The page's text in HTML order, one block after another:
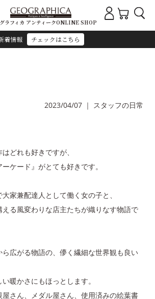
着情報 チェックはこちら
ラフィカ アンティークONLINE SHOP
2023/04/07 ｜ スタッフの日常
どれも好きですが、
ケード』がとても好きです。
家兼配達人として働く女の子と、
る風変わりな店主たちが織りなす物語で
広がる物語の、儚く繊細な世界観も良い
暖かさにもほっとします。
屋さん、メダル屋さん、使用済みの絵葉書